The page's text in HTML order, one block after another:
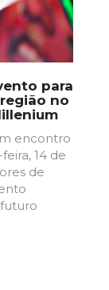
para
no
encontro
14 de
de